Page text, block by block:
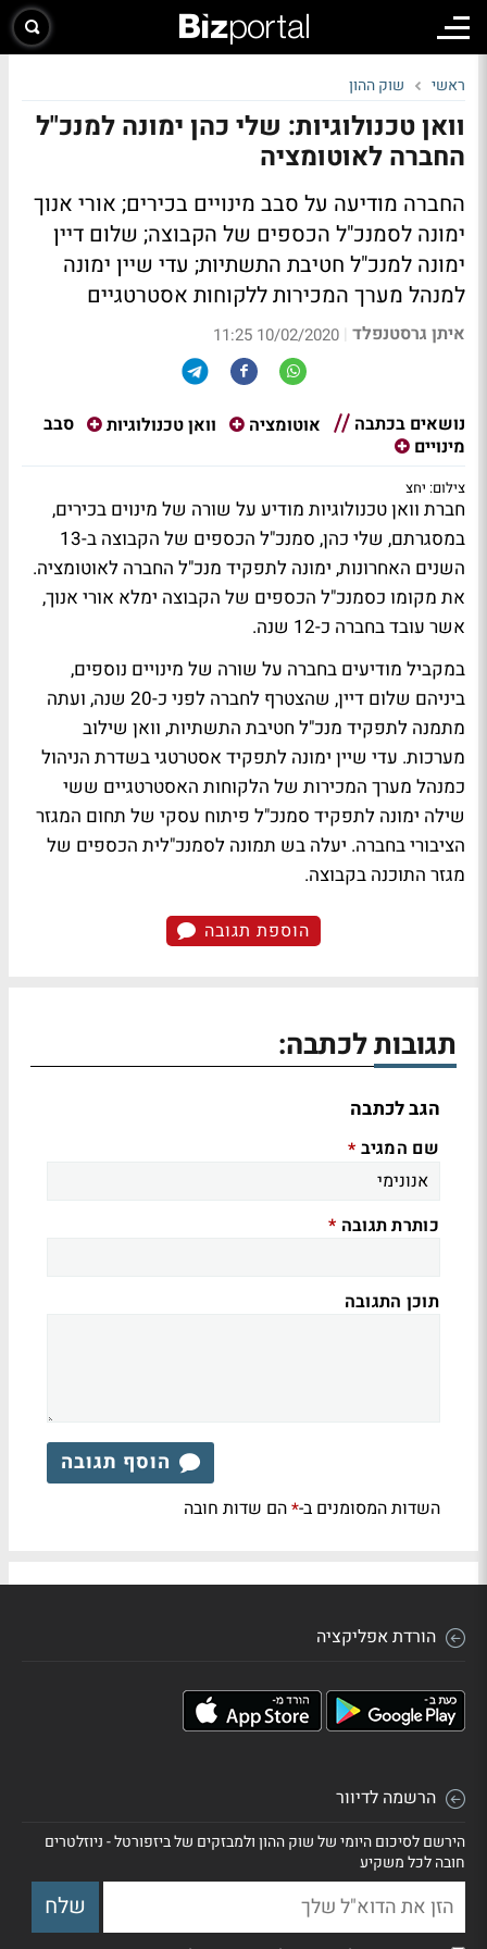
ראשי שוק ההון
וואן טכנולוגיות: שלי כהן ימונה למנכ"ל
החברה לאוטומציה
החברה מודיעה על סבב מינויים בכירים; אורי אנוך
ימונה לסמנכ"ל הכספים של הקבוצה; שלום דיין
ימונה למנכ"ל חטיבת התשתיות; עדי שיין ימונה
למנהל מערך המכירות ללקוחות אסטרטגיים
איתן גרסטנפלד |
10/02/2020 11:25
נושאים בכתבה אוטומציה וואן טכנולוגיות
סבב
מינויים
צילום: יחצ
חברת וואן טכנולוגיות מודיע על שורה של מינוים בכירים,
במסגרתם, שלי כהן, סמנכ"ל הכספים של הקבוצה ב-13
השנים האחרונות, ימונה לתפקיד מנכ"ל החברה לאוטומציה.
את מקומו כסמנכ"ל הכספים של הקבוצה ימלא אורי אנוך,
אשר עובד בחברה כ-12 שנה.
במקביל מודיעים בחברה על שורה של מינויים נוספים,
ביניהם שלום דיין, שהצטרף לחברה לפני כ-20 שנה, ועתה
מתמנה לתפקיד מנכ"ל חטיבת התשתיות, וואן שילוב
מערכות. עדי שיין ימונה לתפקיד אסטרטגי בשדרת הניהול
כמנהל מערך המכירות של הלקוחות האסטרטגיים ששי
שילה ימונה לתפקיד סמנכ"ל פיתוח עסקי של תחום המגזר
הציבורי בחברה. יעלה בש תמונה לסמנכ"לית הכספים של
מגזר התוכנה בקבוצה.
הוספת תגובה
תגובות לכתבה:
הגב לכתבה
שם המגיב *
כותרת תגובה *
תוכן התגובה
הוסף תגובה
השדות המסומנים ב-*הם שדות חובה
הורדת אפליקציה
הרשמה לדיוור
הירשם לסיכום היומי של שוק ההון ולמבזקים של ביזפורטל - ניוזלטרים
חובה לכל משקיע